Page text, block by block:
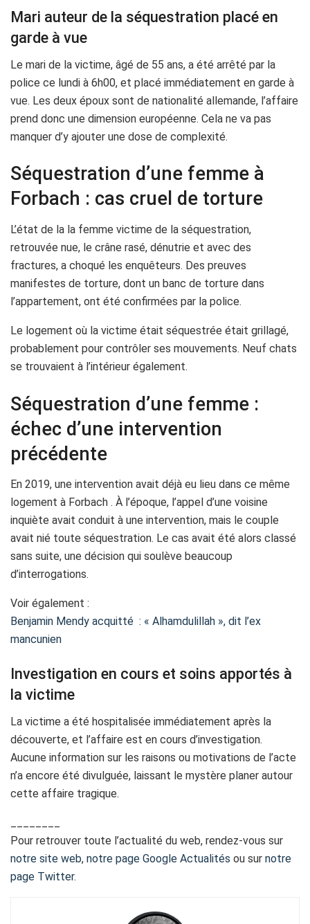
Mari auteur de la séquestration placé en
garde à vue
Le mari de la victime, âgé de 55 ans, a été arrêté par la
police ce lundi à 6h00, et placé immédiatement en garde à
vue. Les deux époux sont de nationalité allemande, l’affaire
prend donc une dimension européenne. Cela ne va pas
manquer d’y ajouter une dose de complexité.
Séquestration d’une femme à
Forbach : cas cruel de torture
L’état de la la femme victime de la séquestration,
retrouvée nue, le crâne rasé, dénutrie et avec des
fractures, a choqué les enquêteurs. Des preuves
manifestes de torture, dont un banc de torture dans
l’appartement, ont été confirmées par la police.
Le logement où la victime était séquestrée était grillagé,
probablement pour contrôler ses mouvements. Neuf chats
se trouvaient à l’intérieur également.
Séquestration d’une femme :
échec d’une intervention
précédente
En 2019, une intervention avait déjà eu lieu dans ce même
logement à Forbach . À l’époque, l’appel d’une voisine
inquiète avait conduit à une intervention, mais le couple
avait nié toute séquestration. Le cas avait été alors classé
sans suite, une décision qui soulève beaucoup
d’interrogations.
Voir également :
Benjamin Mendy acquitté : « Alhamdulillah », dit l’ex
mancunien
Investigation en cours et soins apportés à
la victime
La victime a été hospitalisée immédiatement après la
découverte, et l’affaire est en cours d’investigation.
Aucune information sur les raisons ou motivations de l’acte
n’a encore été divulguée, laissant le mystère planer autour
cette affaire tragique.
Pour retrouver toute l’actualité du web, rendez-vous sur
notre site web, notre page Google Actualités ou sur notre
page Twitter.